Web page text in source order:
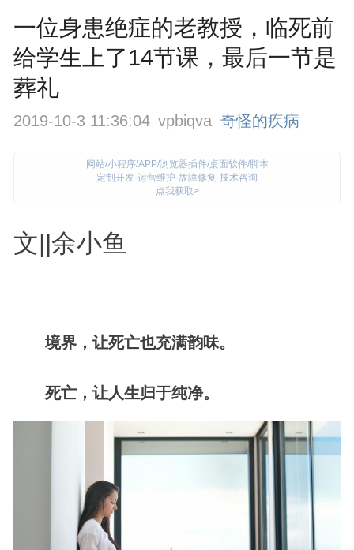
一位身患绝症的老教授，临死前
给学生上了14节课，最后一节是
葬礼
2019-10-3 11:36:04 vpbiqva 奇怪的疾病
网站/小程序/APP/浏览器插件/桌面软件/脚本
定制开发·运营维护·故障修复·技术咨询
点我获取>
文||余小鱼
境界，让死亡也充满韵味。
死亡，让人生归于纯净。